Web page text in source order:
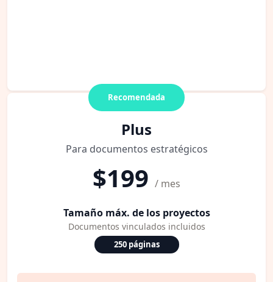
Recomendada
Plus
Para documentos estratégicos
$199 / mes
Tamaño máx. de los proyectos
Documentos vinculados incluidos
250 páginas